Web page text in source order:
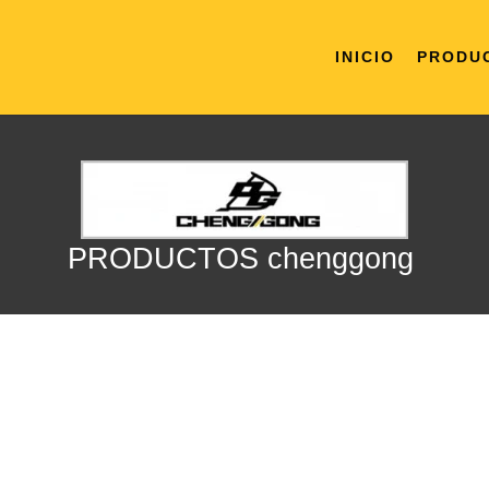
INICIO
PRODUCTOS chenggong